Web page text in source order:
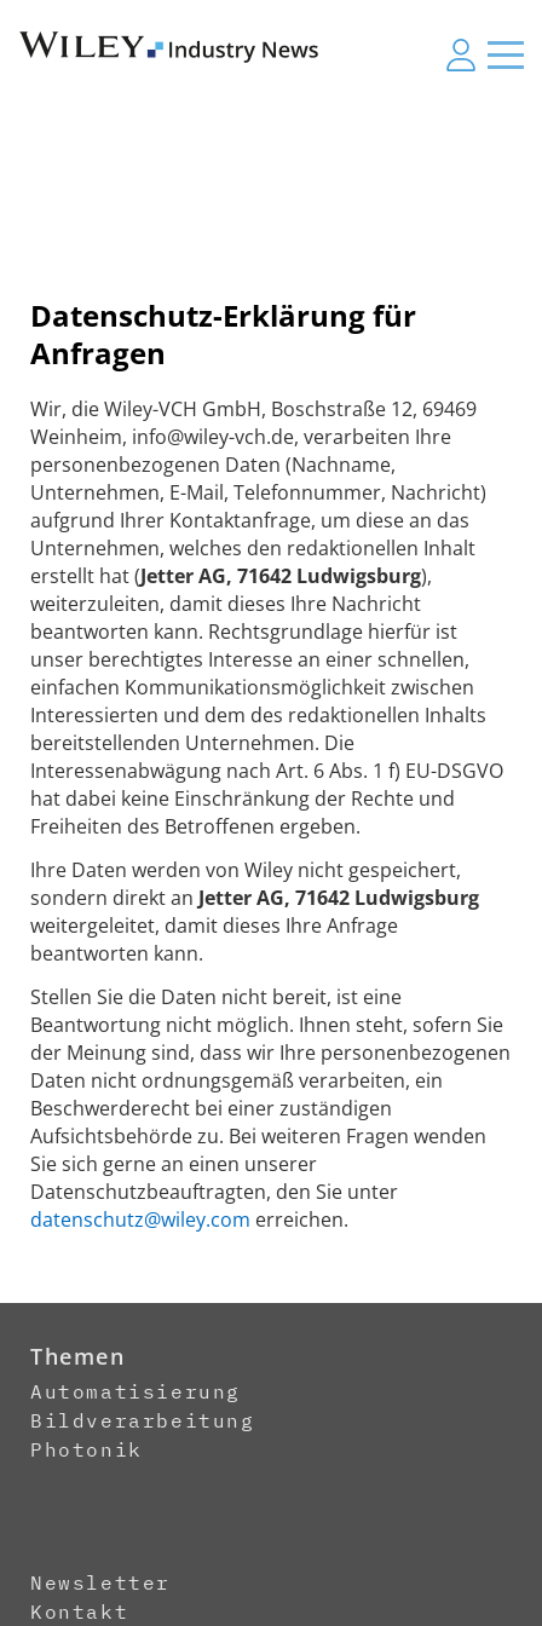
Datenschutz-Erklärung für
Anfragen
Wir, die Wiley-VCH GmbH, Boschstraße 12, 69469
Weinheim, info@wiley-vch.de, verarbeiten Ihre
personenbezogenen Daten (Nachname,
Unternehmen, E-Mail, Telefonnummer, Nachricht)
aufgrund Ihrer Kontaktanfrage, um diese an das
Unternehmen, welches den redaktionellen Inhalt
erstellt hat (Jetter AG, 71642 Ludwigsburg),
weiterzuleiten, damit dieses Ihre Nachricht
beantworten kann. Rechtsgrundlage hierfür ist
unser berechtigtes Interesse an einer schnellen,
einfachen Kommunikationsmöglichkeit zwischen
Interessierten und dem des redaktionellen Inhalts
bereitstellenden Unternehmen. Die
Interessenabwägung nach Art. 6 Abs. 1 f) EU-DSGVO
hat dabei keine Einschränkung der Rechte und
Freiheiten des Betroffenen ergeben.
Ihre Daten werden von Wiley nicht gespeichert,
sondern direkt an Jetter AG, 71642 Ludwigsburg
weitergeleitet, damit dieses Ihre Anfrage
beantworten kann.
Stellen Sie die Daten nicht bereit, ist eine
Beantwortung nicht möglich. Ihnen steht, sofern Sie
der Meinung sind, dass wir Ihre personenbezogenen
Daten nicht ordnungsgemäß verarbeiten, ein
Beschwerderecht bei einer zuständigen
Aufsichtsbehörde zu. Bei weiteren Fragen wenden
Sie sich gerne an einen unserer
Datenschutzbeauftragten, den Sie unter
datenschutz@wiley.com erreichen.
Themen
Automatisierung
Bildverarbeitung
Photonik
Newsletter
Kontakt